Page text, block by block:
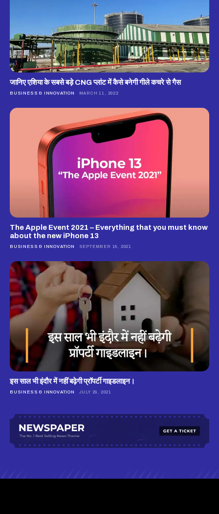
जानिए एशिया के सबसे बड़े CNG प्लांट में कैसे बनेगी गीले कचरे से गैस
BUSINESS & INNOVATION MARCH 11, 2022
The Apple Event 2021 – Everything that you must know
about the new iPhone 13
BUSINESS & INNOVATION SEPTEMBER 16, 2021
इस साल भी इंदौर में नहीं बढ़ेगी प्रॉपर्टी गाइडलाइन।
BUSINESS & INNOVATION JULY 29, 2021